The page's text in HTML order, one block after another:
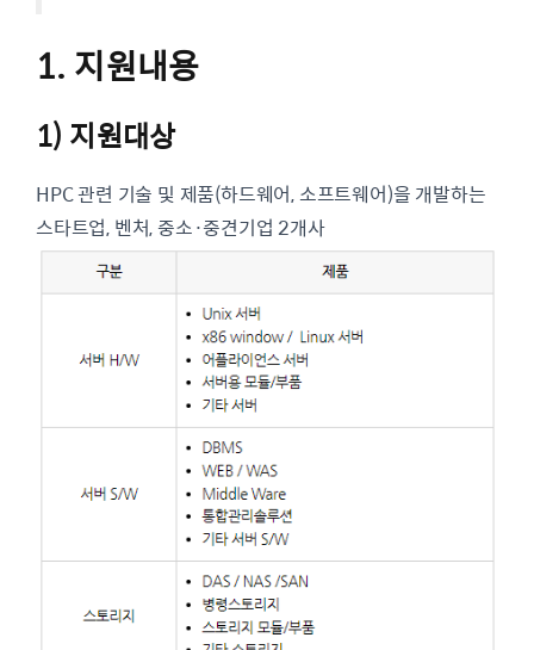
1. 지원내용
1) 지원대상
HPC 관련 기술 및 제품(하드웨어, 소프트웨어)을 개발하는
스타트업, 벤처, 중소·중견기업 2개사